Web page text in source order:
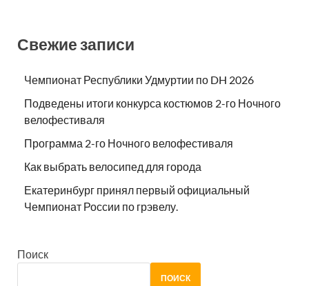
Свежие записи
Чемпионат Республики Удмуртии по DH 2026
Подведены итоги конкурса костюмов 2-го Ночного
велофестиваля
Программа 2-го Ночного велофестиваля
Как выбрать велосипед для города
Екатеринбург принял первый официальный
Чемпионат России по грэвелу.
Поиск
ПОИСК